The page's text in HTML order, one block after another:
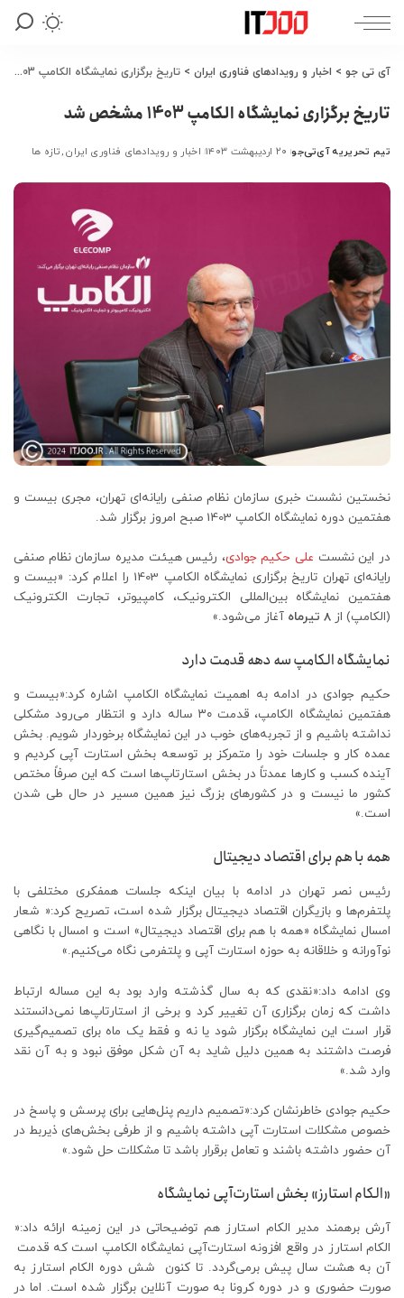
آی تی جو > اخبار و رویدادهای فناوری ایران > تاریخ برگزاری نمایشگاه الکامپ 1403 مشخص شد
تاریخ برگزاری نمایشگاه الکامپ 1403 مشخص شد
ارسال
توسط
تیم تحریریه آی‌تی‌جو ۲۰ اردیبهشت ۱۴۰۳ اخبار و رویدادهای فناوری ایران تازه ها
نخستین نشست خبری سازمان نظام صنفی رایانه‌ای تهران، مجری بیست و
هفتمین دوره نمایشگاه الکامپ 1403 صبح امروز برگزار شد.
در این نشست علی حکیم جوادی، رئیس هیئت مدیره سازمان نظام صنفی
رایانه‌ای تهران تاریخ برگزاری نمایشگاه الکامپ 1403 را اعلام کرد: «بیست و
هفتمین نمایشگاه بین‌المللی الکترونیک، کامپیوتر، تجارت الکترونیک
(الکامپ) از 8 تیرماه آغاز می‌شود.»
نمایشگاه الکامپ سه دهه قدمت دارد
حکیم جوادی در ادامه به اهمیت نمایشگاه الکامپ اشاره کرد:«بیست و
هفتمین نمایشگاه الکامپ، قدمت ۳۰ ساله دارد و انتظار می‌رود مشکلی
نداشته باشیم و از تجربه‌های خوب در این نمایشگاه برخوردار شویم. بخش
عمده کار و جلسات خود را متمرکز بر توسعه بخش استارت آپی کردیم و
آینده کسب و کارها عمدتاً در بخش استارتاپ‌ها است که این صرفاً مختص
کشور ما نیست و در کشورهای بزرگ نیز همین مسیر در حال طی شدن
است.»
همه با هم برای اقتصاد دیجیتال
رئیس نصر تهران در ادامه با بیان اینکه جلسات همفکری مختلفی با
پلتفرم‌ها و بازیگران اقتصاد دیجیتال برگزار شده است، تصریح کرد:« شعار
امسال نمایشگاه «همه با هم برای اقتصاد دیجیتال» است و امسال با نگاهی
نوآورانه و خلاقانه به حوزه استارت آپی و پلتفرمی نگاه می‌کنیم.»
وی ادامه داد:«نقدی که به سال گذشته وارد بود به این مساله ارتباط
داشت که زمان برگزاری آن تغییر کرد و برخی از استارتاپ‌ها نمی‌دانستند
قرار است این نمایشگاه برگزار شود یا نه و فقط یک ماه برای تصمیم‌گیری
فرصت داشتند به همین دلیل شاید به آن شکل موفق نبود و به آن نقد
وارد شد.»
حکیم جوادی خاطرنشان کرد:«تصمیم داریم پنل‌هایی برای پرسش و پاسخ در
خصوص مشکلات استارت آپی داشته باشیم و از طرفی بخش‌های ذیربط در
آن حضور داشته باشند و تعامل برقرار باشد تا مشکلات حل شود.»
«الکام استارز» بخش استارت‌آپی نمایشگاه
آرش برهمند مدیر الکام استارز هم توضیحاتی در این زمینه ارائه داد:«
الکام استارز در واقع افزونه استارت‌آپی نمایشگاه الکامپ است که قدمت
آن به هشت سال پیش برمی‌گردد. تا کنون شش دوره الکام استارز به
صورت حضوری و در دوره کرونا به صورت آنلاین برگزار شده است. اما در